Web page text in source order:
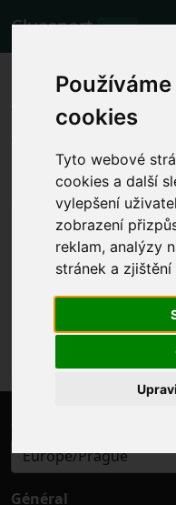
cookies
Tyto webové
cookies a další
vylepšení
zobrazení
reklam, analýzy
stránek a
Cluesport BETA
Les
tickets pour
football
Matchs 17.9.2023
dim.
Coliseum
L'événement a déjà
essayer un autre
Europe/Prague
Général